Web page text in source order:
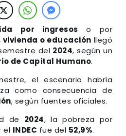
por ingresos o por
vivienda o educación llegó
del 2024, según un
de Capital Humano.
el escenario habría
como consecuencia de
, según fuentes oficiales.
de 2024, la pobreza por
el INDEC fue del 52,9%.